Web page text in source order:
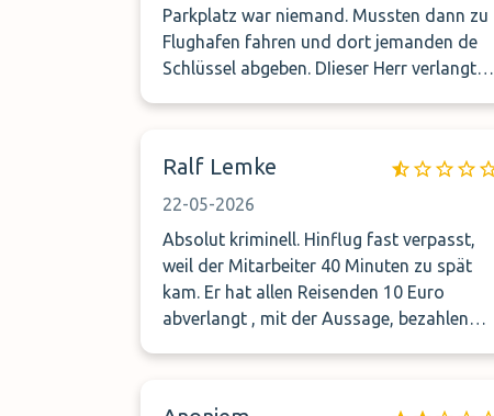
Parkplatz war niemand. Mussten dann zu
Flughafen fahren und dort jemanden de
Schlüssel abgeben. DIieser Herr verlangte
ersichtlichen "Nachtzuschlag" von 15
Euro. Was blieb uns übrig in dieser Not?
Für uns waren das Betrüger. Auch auf dem
Rückweg ging das ohne Shuttle. Bitte auf
dieser Seite nie buchen!
Ralf Lemke
22-05-2026
Absolut kriminell. Hinflug fast verpasst,
weil der Mitarbeiter 40 Minuten zu spät
kam. Er hat allen Reisenden 10 Euro
abverlangt , mit der Aussage, bezahlen